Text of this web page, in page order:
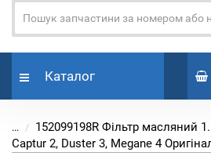
Каталог
...
152099198R Фільтр масляний
Captur 2, Duster 3, Megane 4